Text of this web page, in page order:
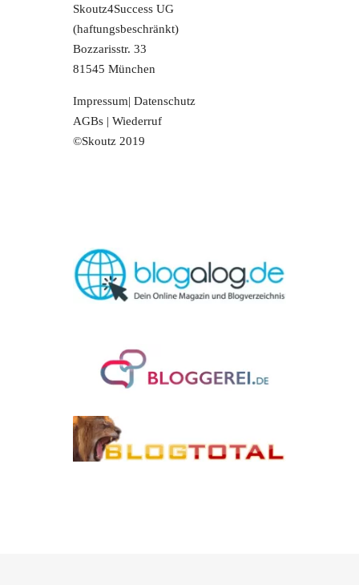
Skoutz4Success UG
(haftungsbeschränkt)
Bozzarisstr. 33
81545 München
Impressum|Datenschutz
AGBs |Wiederruf
©Skoutz 2019